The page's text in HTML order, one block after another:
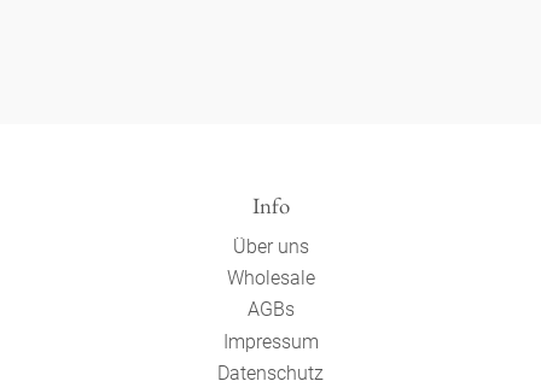
Info
Über uns
Wholesale
AGBs
Impressum
Datenschutz